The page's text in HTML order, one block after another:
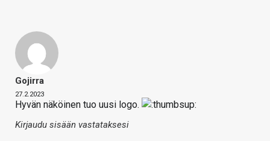
Gojirra
27.2.2023
Hyvän näköinen tuo uusi logo.
Kirjaudu sisään vastataksesi